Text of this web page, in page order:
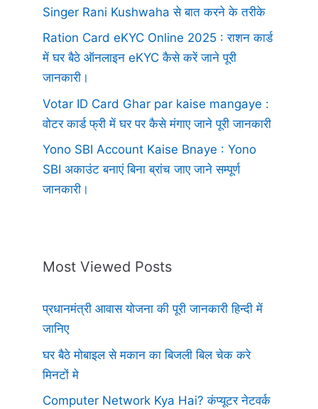
Singer Rani Kushwaha से बात करने के तरीके
Ration Card eKYC Online 2025 : राशन कार्ड
में घर बैठे ऑनलाइन eKYC कैसे करें जाने पूरी
जानकारी।
Votar ID Card Ghar par kaise mangaye :
वोटर कार्ड फ्री में घर पर कैसे मंगाए जाने पूरी जानकारी
Yono SBI Account Kaise Bnaye : Yono
SBI अकाउंट बनाएं बिना ब्रांच जाए जाने सम्पूर्ण
जानकारी।
Most Viewed Posts
प्रधानमंत्री आवास योजना की पूरी जानकारी हिन्दी में
जानिए
घर बैठे मोबाइल से मकान का बिजली बिल चेक करे
मिनटों मे
Computer Network Kya Hai? कंप्यूटर नेटवर्क